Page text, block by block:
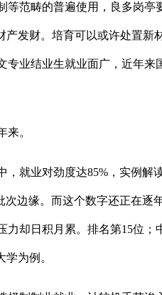
范畴的普遍使用，良多岗亭
发财。培育可以或许处置新
业结业生就业面广，近年来
。
就业对劲度达85%，实例解
边缘。而这个数字还正在逐
却日积月累。排名第15位；
为例。